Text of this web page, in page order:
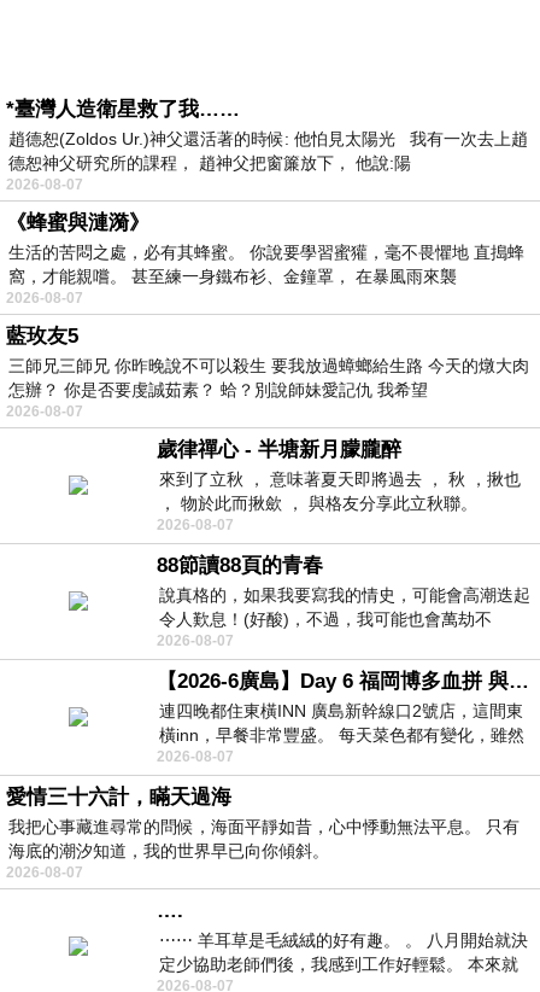
*臺灣人造衛星救了我……
趙德恕(Zoldos Ur.)神父還活著的時候: 他怕見太陽光 我有一次去上趙
德恕神父研究所的課程， 趙神父把窗簾放下， 他說:陽
2026-08-07
《蜂蜜與漣漪》
生活的苦悶之處，必有其蜂蜜。 你說要學習蜜獾，毫不畏懼地 直搗蜂
窩，才能親嚐。 甚至練一身鐵布衫、金鐘罩， 在暴風雨來襲
2026-08-07
藍玫友5
三師兄三師兄 你昨晚說不可以殺生 要我放過蟑螂給生路 今天的燉大肉
怎辦？ 你是否要虔誠茹素？ 蛤？別說師妹愛記仇 我希望
2026-08-07
歲律禪心 - 半塘新月朦朧醉
來到了立秋 ， 意味著夏天即將過去 ， 秋 ，揪也
， 物於此而揪歛 ， 與格友分享此立秋聯。
2026-08-07
88節讀88頁的青春
說真格的，如果我要寫我的情史，可能會高潮迭起
令人歎息！(好酸)，不過，我可能也會萬劫不
復...，每天跪鍵盤還是被判了花心的罪
2026-08-07
【2026-6廣島】Day 6 福岡博多血拼 與機場接送少年司機深夜對談
連四晚都住東橫INN 廣島新幹線口2號店，這間東
橫inn，早餐非常豐盛。 每天菜色都有變化，雖然
看到工作人員拿出料理包加熱，但
2026-08-07
愛情三十六計，瞞天過海
我把心事藏進尋常的問候，海面平靜如昔，心中悸動無法平息。 只有
海底的潮汐知道，我的世界早已向你傾斜。
2026-08-07
….
⋯⋯ 羊耳草是毛絨絨的好有趣。 。 八月開始就決
定少協助老師們後，我感到工作好輕鬆。 本來就
2026-08-07